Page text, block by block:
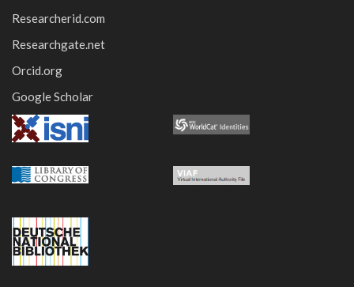
Researcherid.com
Researchgate.net
Orcid.org
Google Scholar